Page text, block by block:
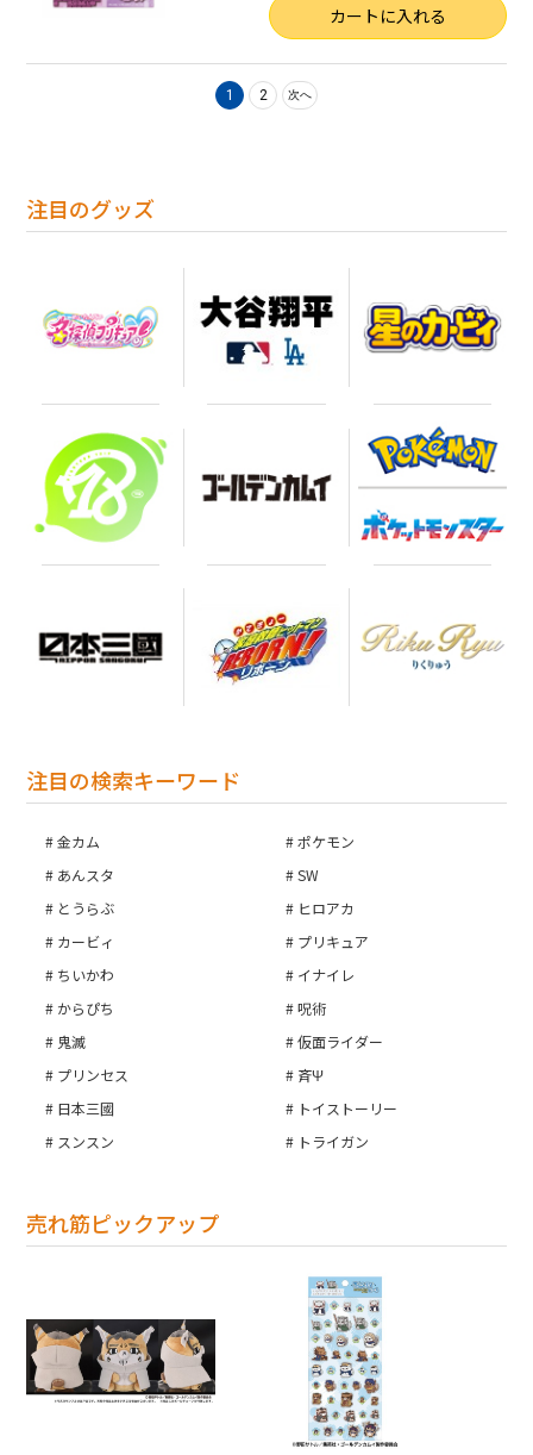
注目のグッズ
注目の検索キーワード
金カム
ポケモン
あんスタ
SW
とうらぶ
ヒロアカ
カービィ
プリキュア
ちいかわ
イナイレ
からぴち
呪術
鬼滅
仮面ライダー
プリンセス
斉Ψ
日本三國
トイストーリー
スンスン
トライガン
売れ筋ピックアップ
カートに入れる
1 2 次へ